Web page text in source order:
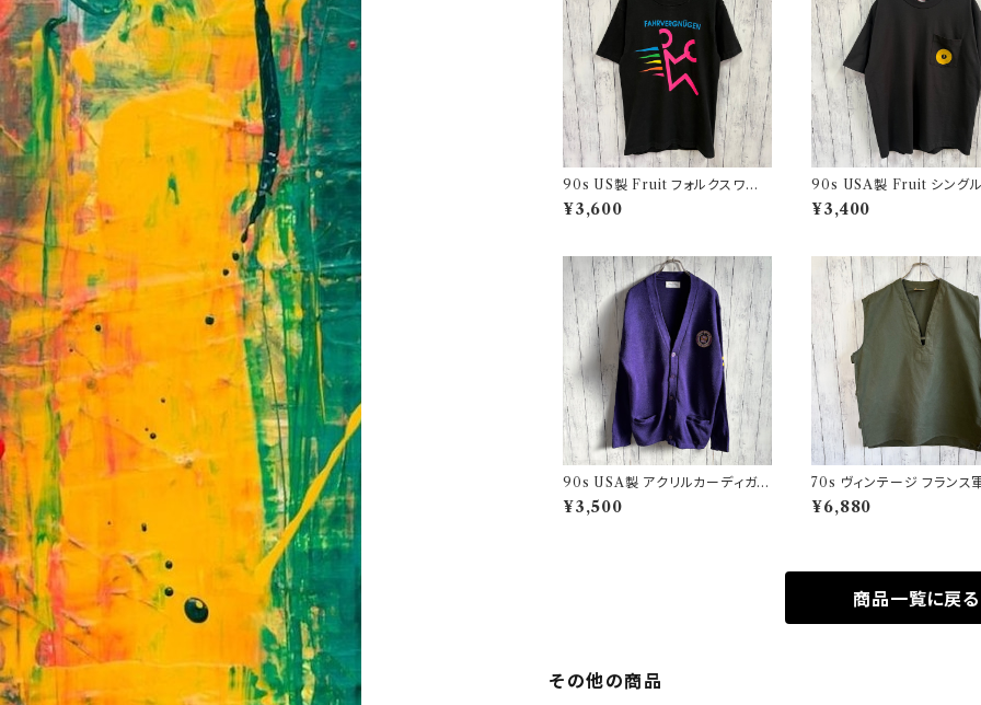
90s US製 Fruit フォルクスワー
ゲン シングルステッチTシャツ ヴィ
ンテージTシャツ アド 企業
¥3,600
90s USA製 Fruit シングル
チTシャツ ポケットT
s ヴィンテージ
¥3,400
90s USA製 アクリルカーディガン
レタード 紫 アメリカ製
¥3,500
70s ヴィンテージ フランス
Oベスト ミリタリーベスト
ミリタリー
¥6,880
商品一覧に戻る
その他の商品